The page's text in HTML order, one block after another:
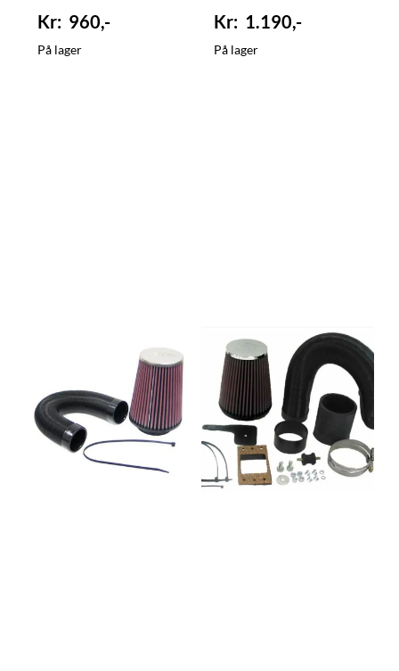
960,-
På lager
1.190,-
På lager